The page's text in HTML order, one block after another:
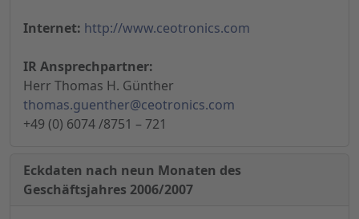
Internet: http://www.ceotronics.com
IR Ansprechpartner:
Herr Thomas H. Günther
thomas.guenther@ceotronics.com
+49 (0) 6074 /8751 – 721
Eckdaten nach neun Monaten des
Geschäftsjahres 2006/2007